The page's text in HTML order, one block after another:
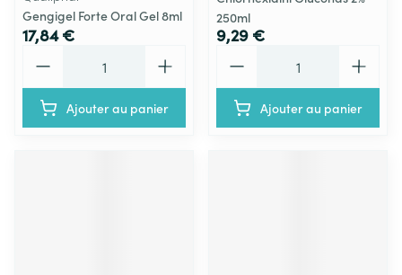
Gengigel Forte Oral Gel 8ml
17,84 €
Ajouter au panier
250ml
9,29 €
Ajouter au panier